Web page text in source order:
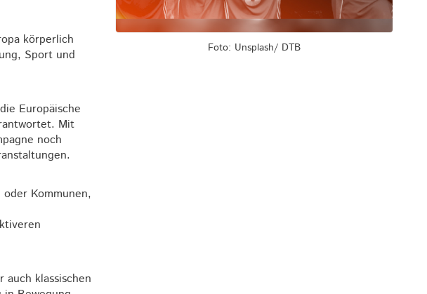
körperlich
Sport und
Europäische
Mit
noch
Kommunen,
klassischen
Foto: Unsplash/ DTB